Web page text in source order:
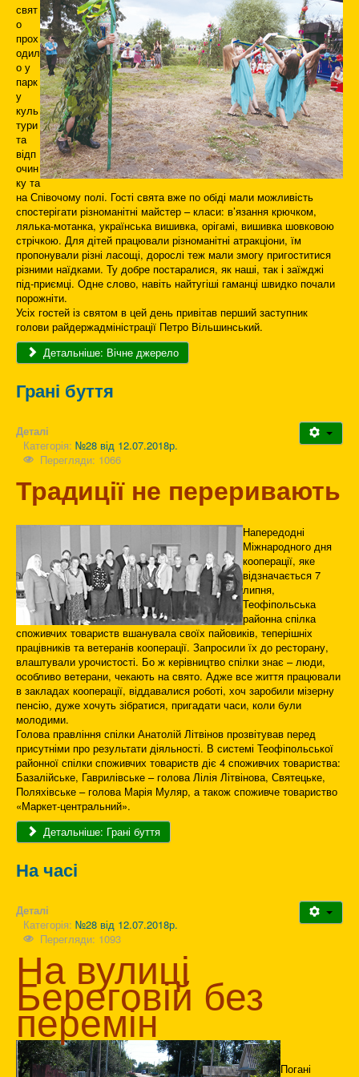
свят
о
прох
одил
о у
парк
у
куль
тури
та
відп
очин
ку та
на Співочому полі. Гості свята вже по обіді мали можливість
спостерігати різноманітні майстер – класи: в’язання крючком,
лялька-мотанка, українська вишивка, орігамі, вишивка шовковою
стрічкою. Для дітей працювали різноманітні атракціони, їм
пропонували різні ласощі, дорослі теж мали змогу пригоститися
різними наїдками. Ту добре постаралися, як наші, так і заїжджі
під-приємці. Одне слово, навіть найтугіші гаманці швидко почали
порожніти.
Усіх гостей із святом в цей день привітав перший заступник
голови райдержадміністрації Петро Вільшинський.
Детальніше: Вічне джерело
Грані буття
Деталі
Категорія: №28 від 12.07.2018р.
Перегляди: 1066
Традиції не переривають
Напередодні
Міжнародного дня
кооперації, яке
відзначається 7
липня,
Теофіпольська
районна спілка
споживчих товариств вшанувала своїх пайовиків, теперішніх
працівників та ветеранів кооперації. Запросили їх до ресторану,
влаштували урочистості. Бо ж керівництво спілки знає – люди,
особливо ветерани, чекають на свято. Адже все життя працювали
в закладах кооперації, віддавалися роботі, хоч заробили мізерну
пенсію, дуже хочуть зібратися, пригадати часи, коли були
молодими.
Голова правління спілки Анатолій Літвінов прозвітував перед
присутніми про результати діяльності. В системі Теофіпольської
районної спілки споживчих товариств діє 4 споживчих товариства:
Базалійське, Гаврилівське – голова Лілія Літвінова, Святецьке,
Поляхівське – голова Марія Муляр, а також споживче товариство
«Маркет-центральний».
Детальніше: Грані буття
На часі
Деталі
Категорія: №28 від 12.07.2018р.
Перегляди: 1093
На вулиці
Береговій без
перемін
Погані